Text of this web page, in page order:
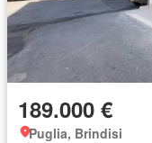
189.000 €
Puglia, Brindisi